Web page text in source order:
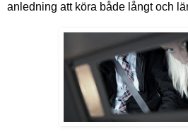
anledning att köra både långt och